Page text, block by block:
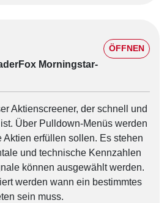
ÖFFNEN
Morningstar-
Aktienscreener, der schnell und
Über Pulldown-Menüs werden
Aktien erfüllen sollen. Es stehen
und technische Kennzahlen
können ausgewählt werden.
werden wann ein bestimmtes
sein muss.